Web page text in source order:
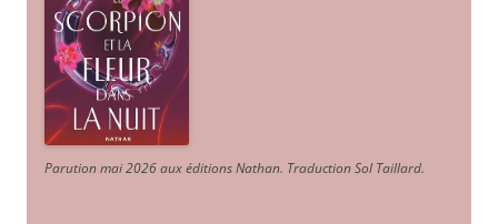
Parution mai 2026 aux éditions Nathan. Traduction Sol Taillard.